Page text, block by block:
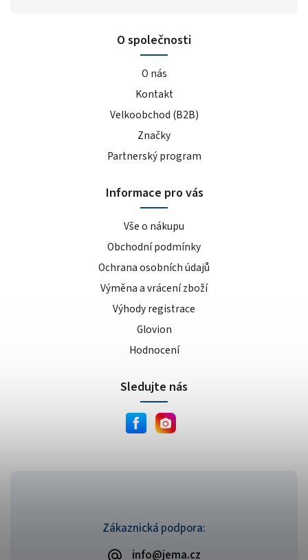
Zákaznická podpora:
info@jema.cz
O společnosti
O nás
Kontakt
Velkoobchod (B2B)
Značky
Partnerský program
Informace pro vás
Vše o nákupu
Obchodní podmínky
Ochrana osobních údajů
Výměna a vrácení zboží
Výhody registrace
Glovion
Hodnocení
Sledujte nás